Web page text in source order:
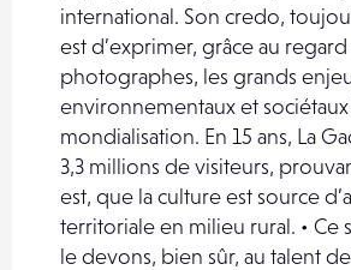
international. Son credo,
est d’exprimer, grâce au
photographes, les grands
environnementaux et sociétaux
mondialisation. En 15 ans, La
3,3 millions de visiteurs,
est, que la culture est source
territoriale en milieu rural. • Ce
le devons, bien sûr, au talent